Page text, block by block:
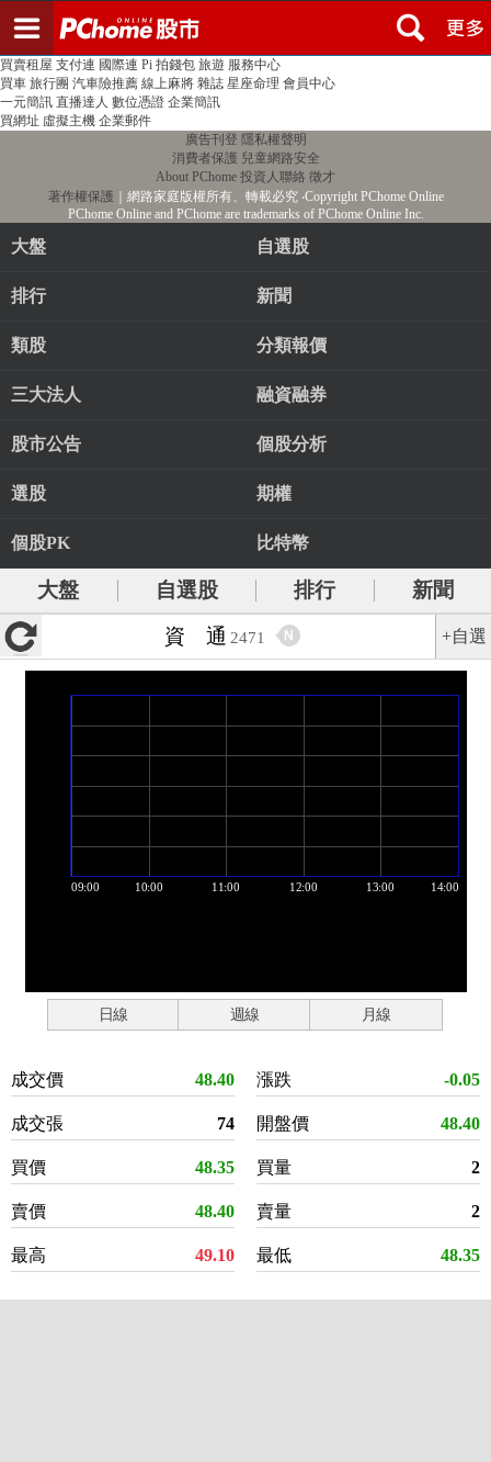
PChome首頁 線上購物 24h購物 書店
買賣租屋 支付連 國際連 Pi 拍錢包 旅遊 服務中心
買車 旅行團 汽車險推薦 線上麻將 雜誌 星座命理 會員中心
一元簡訊 直播達人 數位憑證 企業簡訊
買網址 虛擬主機 企業郵件
廣告刊登 隱私權聲明
消費者保護 兒童網路安全
About PChome 投資人聯絡 徵才
著作權保護 ｜網路家庭版權所有、轉載必究‧Copyright PChome Online
PChome Online and PChome are trademarks of PChome Online Inc.
大盤 自選股
排行 新聞
類股 分類報價
三大法人 融資融券
股市公告 個股分析
選股 期權
個股PK 比特幣
大盤 自選股 排行
新聞
資 通 2471 N +自選
日線 週線 月線
成交價 48.40
成交張 74
買價 48.35
賣價 48.40
最高 49.10
漲跌 -0.05
開盤價 48.40
買量 2
賣量 2
最低 48.35